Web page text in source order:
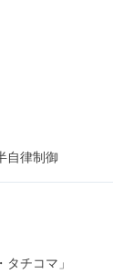
自律制御
タチコマ」